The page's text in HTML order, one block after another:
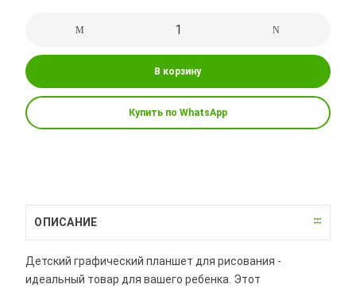
В корзину
Купить по WhatsApp
ОПИСАНИЕ
Детский графический планшет для рисования -
идеальный товар для вашего ребенка. Этот